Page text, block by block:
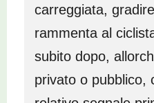
carreggiata,
rammenta al
subito dopo,
privato o pubblico,